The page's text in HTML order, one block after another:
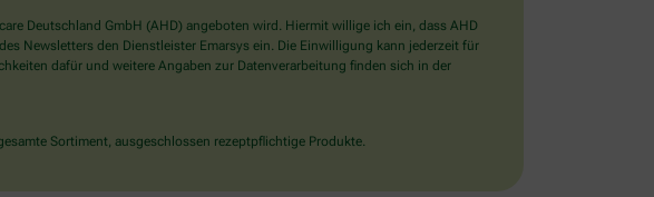
Deutschland GmbH (AHD) angeboten wird. Hiermit willige ich ein, dass AHD
Newsletters den Dienstleister Emarsys ein. Die Einwilligung kann jederzeit für
dafür und weitere Angaben zur Datenverarbeitung finden sich in der
Sortiment, ausgeschlossen rezeptpflichtige Produkte.